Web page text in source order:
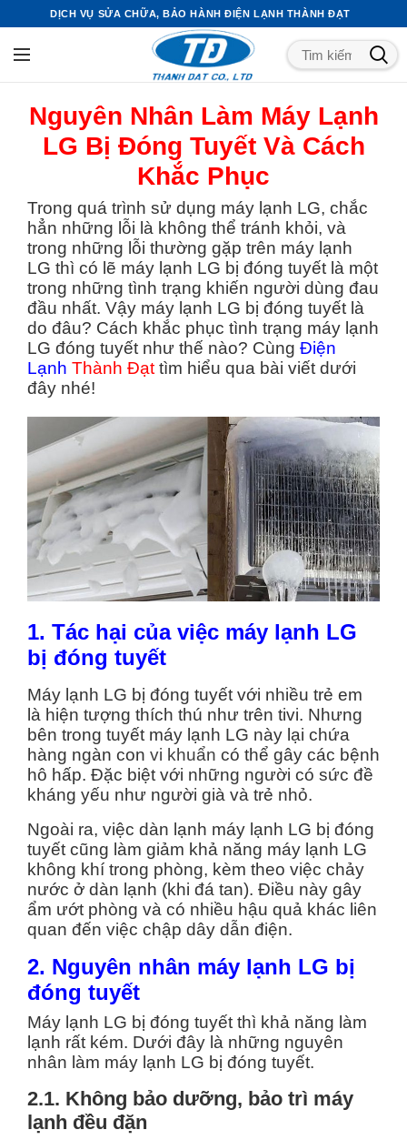
DỊCH VỤ SỬA CHỮA, BẢO HÀNH ĐIỆN LẠNH THÀNH ĐẠT
Nguyên Nhân Làm Máy Lạnh
LG Bị Đóng Tuyết Và Cách
Khắc Phục
Trong quá trình sử dụng máy lạnh LG, chắc
hẳn những lỗi là không thể tránh khỏi, và
trong những lỗi thường gặp trên máy lạnh
LG thì có lẽ máy lạnh LG bị đóng tuyết là một
trong những tình trạng khiến người dùng đau
đầu nhất. Vậy máy lạnh LG bị đóng tuyết là
do đâu? Cách khắc phục tình trạng máy lạnh
LG đóng tuyết như thế nào? Cùng Điện
Lạnh Thành Đạt tìm hiểu qua bài viết dưới
đây nhé!
1. Tác hại của việc máy lạnh LG
bị đóng tuyết
Máy lạnh LG bị đóng tuyết với nhiều trẻ em
là hiện tượng thích thú như trên tivi. Nhưng
bên trong tuyết máy lạnh LG này lại chứa
hàng ngàn con vi khuẩn có thể gây các bệnh
hô hấp. Đặc biệt với những người có sức đề
kháng yếu như người già và trẻ nhỏ.
Ngoài ra, việc dàn lạnh máy lạnh LG bị đóng
tuyết cũng làm giảm khả năng máy lạnh LG
không khí trong phòng, kèm theo việc chảy
nước ở dàn lạnh (khi đá tan). Điều này gây
ẩm ướt phòng và có nhiều hậu quả khác liên
quan đến việc chập dây dẫn điện.
2. Nguyên nhân máy lạnh LG bị
đóng tuyết
Máy lạnh LG bị đóng tuyết thì khả năng làm
lạnh rất kém. Dưới đây là những nguyên
nhân làm máy lạnh LG bị đóng tuyết.
2.1. Không bảo dưỡng, bảo trì máy
lạnh đều đặn